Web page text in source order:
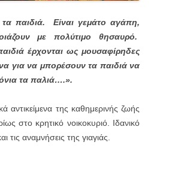
τα παιδιά. Είναι γεμάτο αγάπη,
με πολύτιμο θησαυρό.
έρχονται ως μουσαφίρηδες
για να μπορέσουν τα παιδιά να
τα παλιά….».
αντικείμενα της καθημερινής ζωής
στο κρητικό νοικοκυριό. Ιδανικό
αναμνήσεις της γιαγιάς.